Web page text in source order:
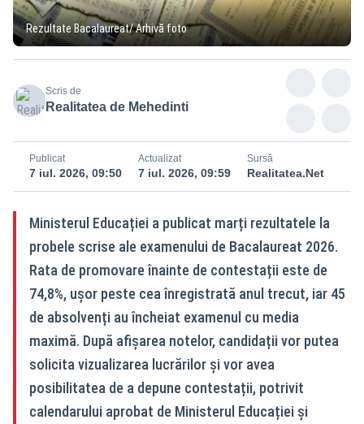
Rezultate Bacalaureat/ Arhivă foto
Scris de
Realitatea de Mehedinti
Publicat
7 iul. 2026, 09:50
Actualizat
7 iul. 2026, 09:59
Sursă
Realitatea.Net
Ministerul Educației a publicat marți rezultatele la
probele scrise ale examenului de Bacalaureat 2026.
Rata de promovare înainte de contestații este de
74,8%, ușor peste cea înregistrată anul trecut, iar 45
de absolvenți au încheiat examenul cu media
maximă. După afișarea notelor, candidații vor putea
solicita vizualizarea lucrărilor și vor avea
posibilitatea de a depune contestații, potrivit
calendarului aprobat de Ministerul Educației și